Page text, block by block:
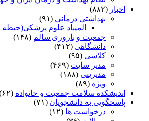
اخبار (۸۸۲)
بهداشتی درمانی (۹۱)
المپیاد علوم
جمعیت و باروری سالم (۱۴۸)
دانشگاهی (۴۱۲)
کلاسی (۹۵)
مدیر سایت (۴۶۹)
مدیریتی (۱۸۸)
ویژه (۸۹)
اندیشکده سلامت جمعیت و خانواده (۶۲)
پاسخگویی به دانشجویان (۷۱)
درخواست ها (۱۲)